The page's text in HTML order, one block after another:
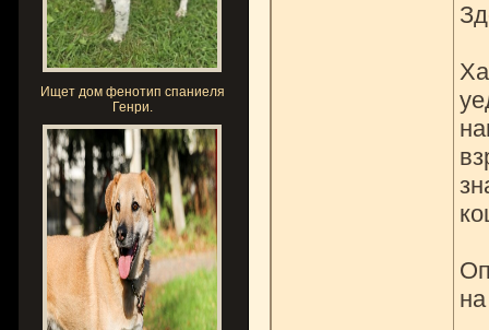
Ищет дом фенотип спаниеля
Генри.